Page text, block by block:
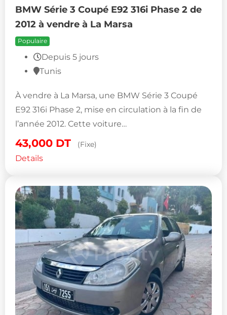
BMW Série 3 Coupé E92 316i Phase 2 de
2012 à vendre à La Marsa
Populaire
Depuis 5 jours
Tunis
À vendre à La Marsa, une BMW Série 3 Coupé
E92 316i Phase 2, mise en circulation à la fin de
l’année 2012. Cette voiture…
43,000 DT (Fixe)
Details